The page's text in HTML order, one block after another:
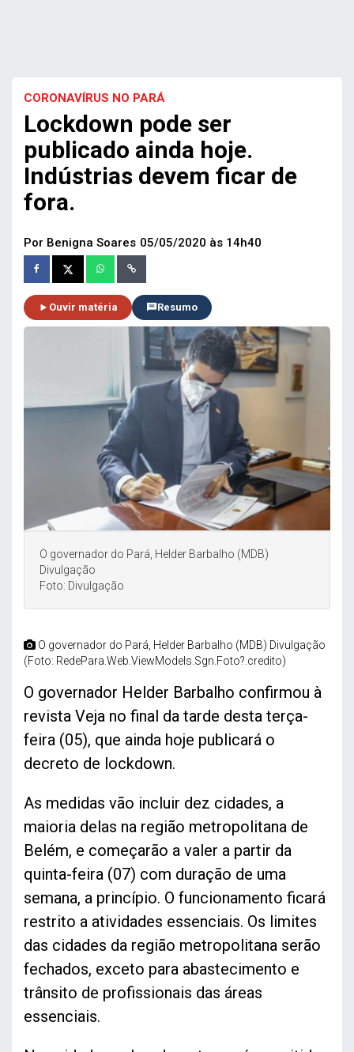
CORONAVÍRUS NO PARÁ
Lockdown pode ser
publicado ainda hoje.
Indústrias devem ficar de
fora.
Por Benigna Soares 05/05/2020 às 14h40
Ouvir matéria Resumo
O governador do Pará, Helder Barbalho (MDB)
Divulgação
Foto: Divulgação
O governador do Pará, Helder Barbalho (MDB) Divulgação
(Foto: RedePara.Web.ViewModels.Sgn.Foto?.credito)
O governador Helder Barbalho confirmou à
revista Veja no final da tarde desta terça-
feira (05), que ainda hoje publicará o
decreto de lockdown.
As medidas vão incluir dez cidades, a
maioria delas na região metropolitana de
Belém, e começarão a valer a partir da
quinta-feira (07) com duração de uma
semana, a princípio. O funcionamento ficará
restrito a atividades essenciais. Os limites
das cidades da região metropolitana serão
fechados, exceto para abastecimento e
trânsito de profissionais das áreas
essenciais.